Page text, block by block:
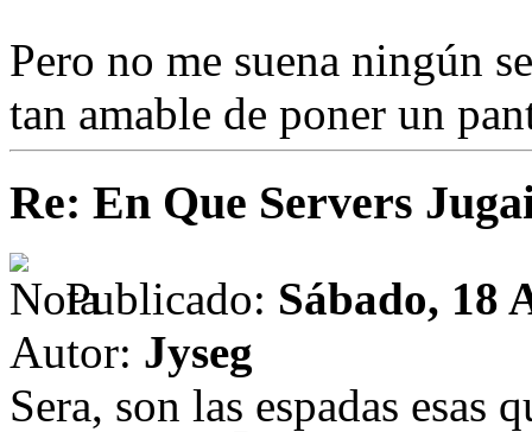
Pero no me suena ningún
tan amable de poner un
Re: En Que Servers
Publicado: Sábado, 18
Autor: Jyseg
Sera, son las espadas esas